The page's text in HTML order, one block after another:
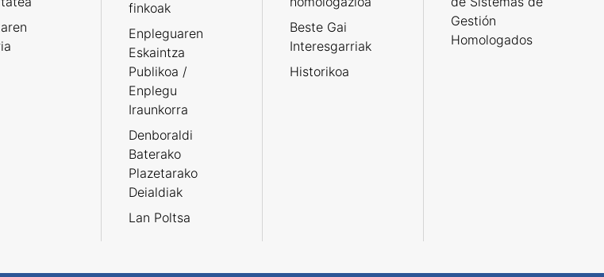
finkoak
Enpleguaren
Eskaintza
Publikoa /
Enplegu
Iraunkorra
Denboraldi
Baterako
Plazetarako
Deialdiak
Lan Poltsa
Beste Gai
Interesgarriak
Historikoa
Gestión
Homologados